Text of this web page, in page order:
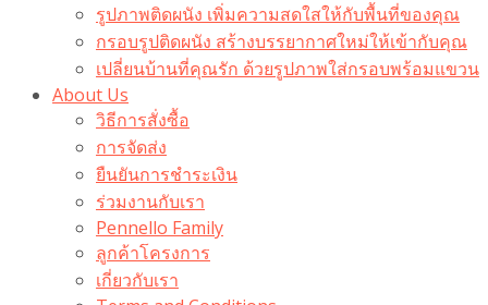
รูปภาพติดผนัง เพิ่มความสดใสให้กับพื้นที่ของคุณ
กรอบรูปติดผนัง สร้างบรรยากาศใหม่ให้เข้ากับคุณ
เปลี่ยนบ้านที่คุณรัก ด้วยรูปภาพใส่กรอบพร้อมแขวน​
About Us
วิธีการสั่งซื้อ
การจัดส่ง
ยืนยันการชำระเงิน
ร่วมงานกับเรา
Pennello Family
ลูกค้าโครงการ
เกี่ยวกับเรา